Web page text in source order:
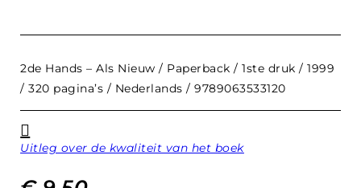
2de Hands – Als Nieuw / Paperback / 1ste druk / 1999
/ 320 pagina’s / Nederlands / 9789063533120
Uitleg over de kwaliteit van het boek